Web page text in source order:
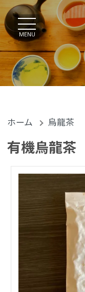
MENU
ホーム 烏龍茶
有機烏龍茶